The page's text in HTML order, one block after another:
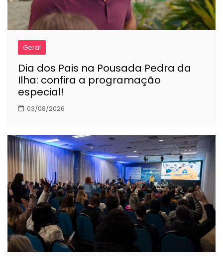
Geral
Dia dos Pais na Pousada Pedra da
Ilha: confira a programação
especial!
03/08/2026